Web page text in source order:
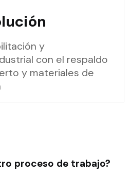
y
con el respaldo
y materiales de
proceso de trabajo?